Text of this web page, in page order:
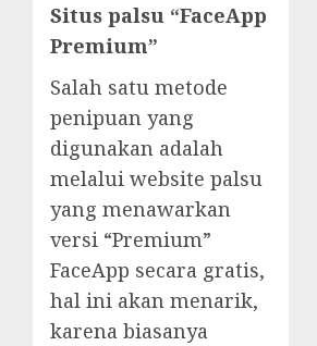
Situs palsu “FaceApp
Premium”
Salah satu metode
penipuan yang
digunakan adalah
melalui website palsu
yang menawarkan
versi “Premium”
FaceApp secara gratis,
hal ini akan menarik,
karena biasanya